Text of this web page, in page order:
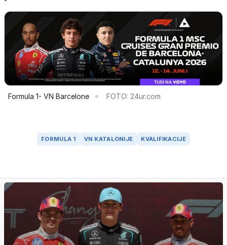
Formula 1- VN Barcelone FOTO: 24ur.com
FORMULA 1 VN KATALONIJE KVALIFIKACIJE